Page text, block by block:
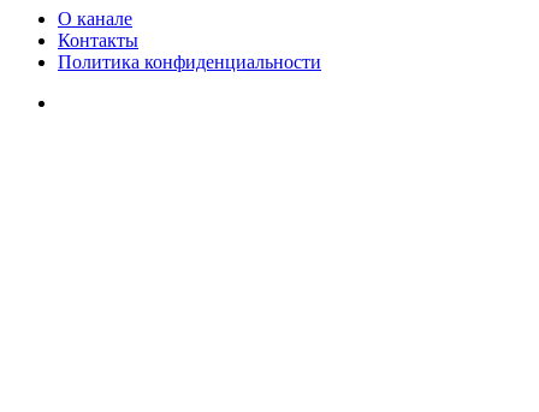
О канале
Контакты
Политика конфиденциальности